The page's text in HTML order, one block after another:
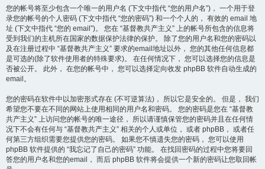
您的帐号将至少包含一个唯一的用户名 (下文中指代 “您的用户名”)， 一个用于登
录您的帐号的个人密码 (下文中指代 “您的密码”) 和一个个人的， 有效的 email 地
址 (下文中指代 “您的 email”)。 您在 “基督教共产主义” 上的帐号所包含的信息将
受到我们的主机所在国家的数据保护法律的保护。 除了您的用户名和您的密码以
及在注册过程中 “基督教共产主义” 要求的email地址以外， 您的其他任何信息都
是可选的(除了软件使用者的特殊要求)。 在任何情况下， 您可以选择您的信息是
否被公开。 此外， 在您的帐号中， 您可以选择定向收发 phpBB 软件自动生成的
email。
您的密码在软件中以加密形式存在 (不可逆算法)， 所以它是安全的。 但是， 我们
希望您不要在不同的网站上使用相同的用户名和密码。 您的密码是您在 “基督教
共产主义” 上访问您的帐号的唯一途径， 所以请谨慎保管您的密码并且在任何情
况下不会有任何与 “基督教共产主义” 相关的个人或单位， 或者 phpBB， 或者任
何第三方组织需要您提供您的密码。 如果您不慎遗失您的密码， 您可以使用
phpBB 软件提供的 “我忘记了自己的密码” 功能。 在找回密码的过程中您将要回
答您的用户名和您的email， 而后 phpBB 软件将会提供一个新的密码让您取回帐